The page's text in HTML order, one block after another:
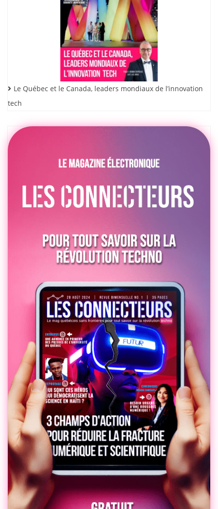
Le Québec et le Canada, leaders mondiaux de l’innovation
tech